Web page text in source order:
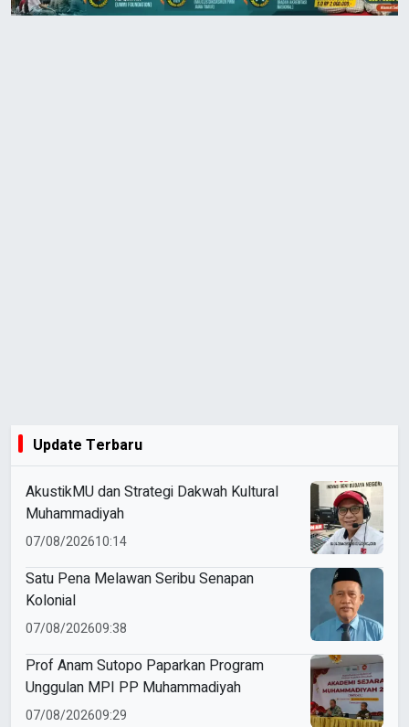
Update Terbaru
AkustikMU dan Strategi Dakwah Kultural
Muhammadiyah
07/08/202610:14
Satu Pena Melawan Seribu Senapan
Kolonial
07/08/202609:38
Prof Anam Sutopo Paparkan Program
Unggulan MPI PP Muhammadiyah
07/08/202609:29